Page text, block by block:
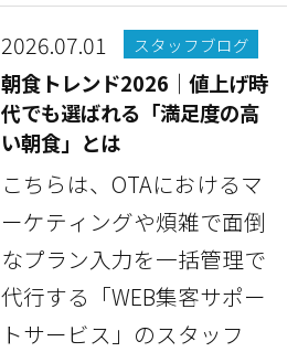
2026.07.01
スタッフブログ
朝食トレンド2026｜値上げ時
代でも選ばれる「満足度の高
い朝食」とは
こちらは、OTAにおけるマ
ーケティングや煩雑で面倒
なプラン入力を一括管理で
代行する「WEB集客サポー
トサービス」のスタッフ